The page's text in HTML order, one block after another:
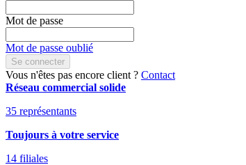
Mot de passe
Mot de passe oublié
Se connecter
Vous n'êtes pas encore client ? Contact
Réseau commercial solide
35 représentants
Toujours à votre service
14 filiales